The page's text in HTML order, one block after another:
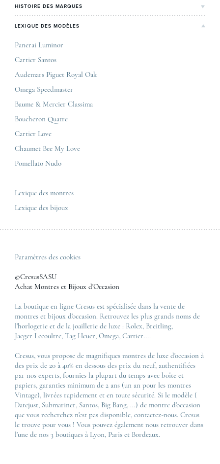
Notre expertise
On parle de nous
Carrières
Conditions générales de vente
Mentions légales
Politique de confidentialité
Plan du site
Nous contacter
Lyon
Corner Maty Nantes
Corner Maty Strasbourg
Corner Maty Toulouse
Corner Maty Besançon Kennedy
HISTOIRE DES MARQUES
Rolex
LEXIQUE DES MODÈLES
Panerai Luminor
Cartier Santos
Audemars Piguet Royal Oak
Omega Speedmaster
Baume & Mercier Classima
Boucheron Quatre
Cartier Love
Chaumet Bee My Love
Pomellato Nudo
Lexique des montres
Lexique des bijoux
Paramètres des cookies
©CresusSASU
Achat Montres et Bijoux d'Occasion
La boutique en ligne Cresus est spécialisée dans la vente de
montres et bijoux d'occasion. Retrouvez les plus grands noms de
l'horlogerie et de la joaillerie de luxe : Rolex, Breitling,
Jaeger Lecoultre, Tag Heuer, Omega, Cartier....
Cresus, vous propose de magnifiques montres de luxe d'occasion à
des prix de 20 à 40% en dessous des prix du neuf, authentifiées
par nos experts, fournies la plupart du temps avec boîte et
papiers, garanties minimum de 2 ans (un an pour les montres
Vintage), livrées rapidement et en toute sécurité. Si le modèle (
Datejust, Submariner, Santos, Big Bang, ...) de montre d'occasion
que vous recherchez n'est pas disponible, contactez-nous. Cresus
le trouve pour vous ! Vous pouvez également nous retrouver dans
l'une de nos 3 boutiques à Lyon, Paris et Bordeaux.